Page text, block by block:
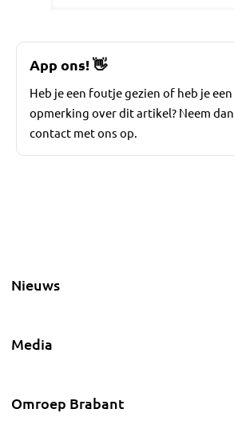
App ons!👋
Heb je een foutje gezien of heb je een
opmerking over dit artikel? Neem dan
contact met ons op.
Nieuws
Media
Omroep Brabant